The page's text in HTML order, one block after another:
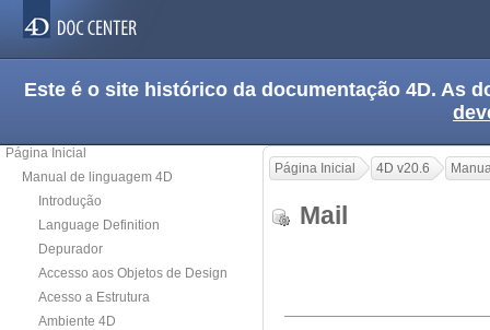
Este é o site histórico da documentação 4D. As
Página Inicial
Manual de linguagem 4D
Introdução
Language Definition
Depurador
Accesso aos Objetos de Design
Acesso a Estrutura
Ambiente 4D
Página Inicial 4D v20.6
Mail